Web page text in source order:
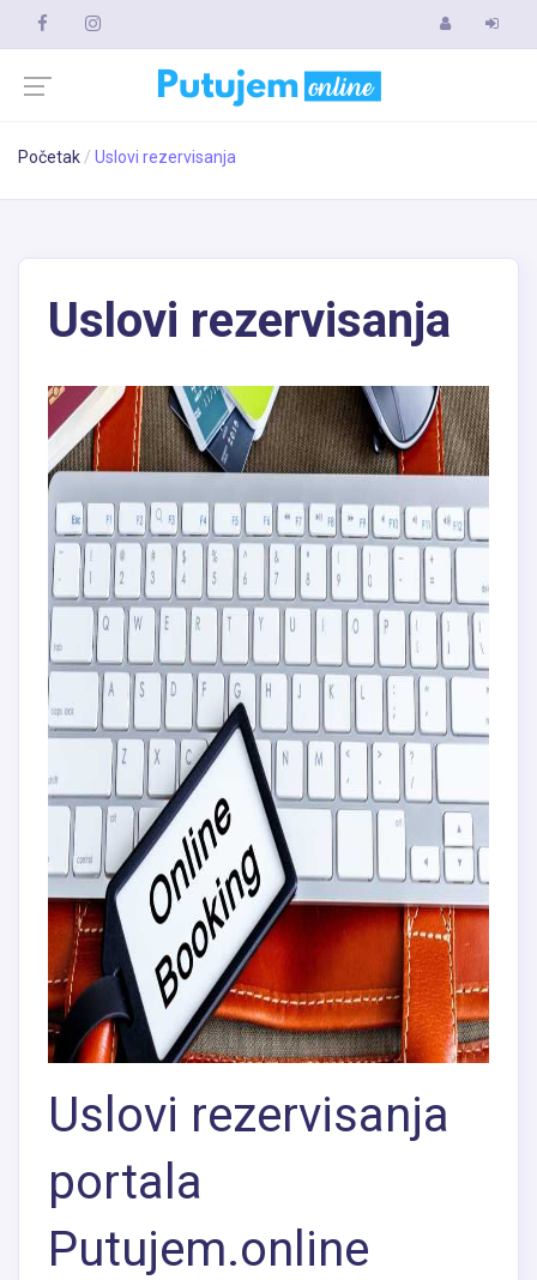
Početak Uslovi rezervisanja
Uslovi rezervisanja
Uslovi rezervisanja
portala
Putujem.online